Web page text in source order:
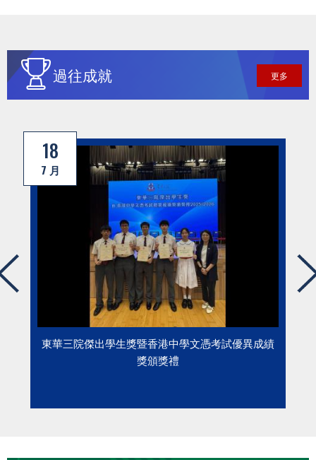
更多
過往成就
18
7 月
東華三院傑出學生獎暨香港中學文憑考試優異成績
獎頒獎禮